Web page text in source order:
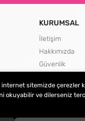
KURUMSAL
İletişim
Hakkımızda
Güvenlik
Kargo
sitemizde çerezler
okuyabilir ve dilerseniz